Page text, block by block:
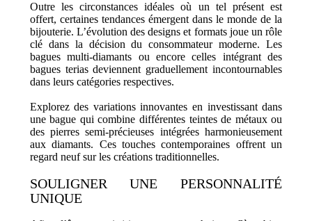
Outre les circonstances idéales où un tel présent est
offert, certaines tendances émergent dans le monde de la
bijouterie. L’évolution des designs et formats joue un rôle
clé dans la décision du consommateur moderne. Les
bagues multi-diamants ou encore celles intégrant des
bagues terias deviennent graduellement incontournables
dans leurs catégories respectives.
Explorez des variations innovantes en investissant dans
une bague qui combine différentes teintes de métaux ou
des pierres semi-précieuses intégrées harmonieusement
aux diamants. Ces touches contemporaines offrent un
regard neuf sur les créations traditionnelles.
SOULIGNER UNE PERSONNALITÉ
UNIQUE